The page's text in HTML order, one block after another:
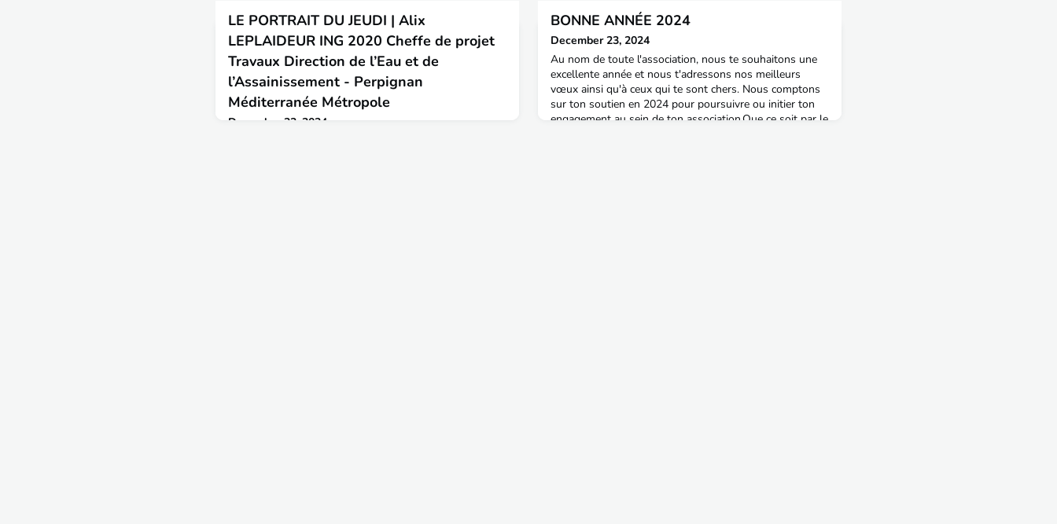
LE PORTRAIT DU JEUDI | Alix
LEPLAIDEUR ING 2020 Cheffe de projet
Travaux Direction de l’Eau et de
l’Assainissement - Perpignan
Méditerranée Métropole
December 23, 2024
BONNE ANNÉE 2024
December 23, 2024
Au nom de toute l'association, nous te souhaitons une
excellente année et nous t'adressons nos meilleurs
vœux ainsi qu'à ceux qui te sont chers. Nous comptons
sur ton soutien en 2024 pour poursuivre ou initier ton
engagement au sein de ton association.Que ce soit par le